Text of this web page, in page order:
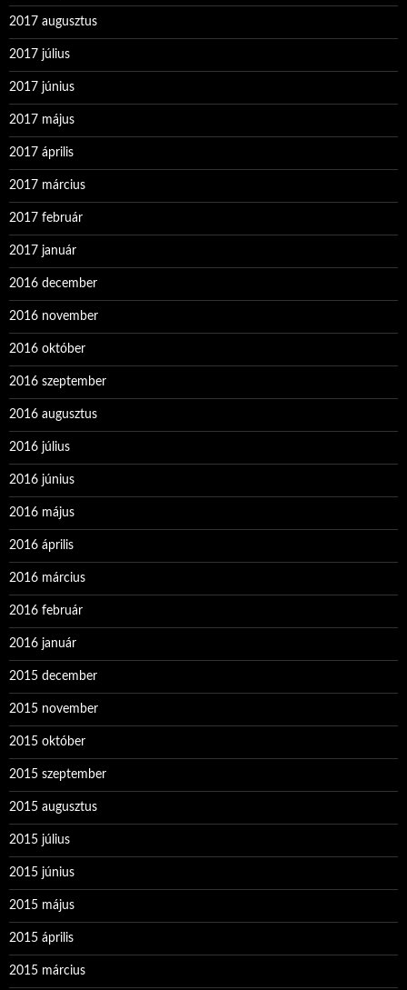
2017 augusztus
2017 július
2017 június
2017 május
2017 április
2017 március
2017 február
2017 január
2016 december
2016 november
2016 október
2016 szeptember
2016 augusztus
2016 július
2016 június
2016 május
2016 április
2016 március
2016 február
2016 január
2015 december
2015 november
2015 október
2015 szeptember
2015 augusztus
2015 július
2015 június
2015 május
2015 április
2015 március